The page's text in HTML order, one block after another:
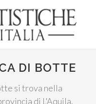
DI BOTTE
si trova nella
di L'Aquila,